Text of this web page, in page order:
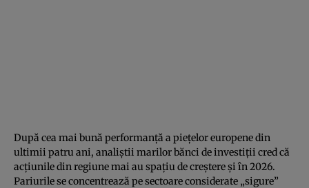
După cea mai bună performanță a piețelor europene din
ultimii patru ani, analiștii marilor bănci de investiții cred că
acțiunile din regiune mai au spațiu de creștere și în 2026.
Pariurile se concentrează pe sectoare considerate „sigure”